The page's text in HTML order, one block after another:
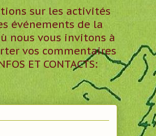
sur les activités
événements de la
nous vous invitons à
vos commentaires
ET CONTACTS: